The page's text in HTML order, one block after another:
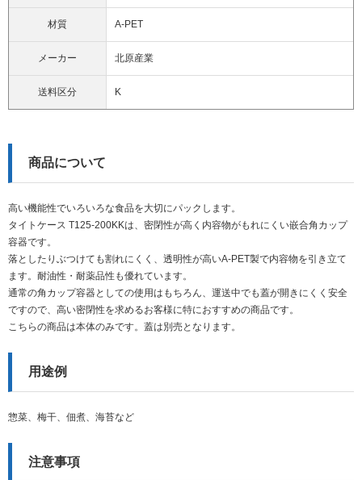
材質 A-PET
メーカー 北原産業
送料区分 K
商品について
高い機能性でいろいろな食品を大切にパックします。
タイトケース T125-200KKは、密閉性が高く内容物がもれにくい嵌合角カップ
容器です。
落としたりぶつけても割れにくく、透明性が高いA-PET製で内容物を引き立て
ます。耐油性・耐薬品性も優れています。
通常の角カップ容器としての使用はもちろん、運送中でも蓋が開きにくく安全
ですので、高い密閉性を求めるお客様に特におすすめの商品です。
こちらの商品は本体のみです。蓋は別売となります。
用途例
惣菜、梅干、佃煮、海苔など
注意事項